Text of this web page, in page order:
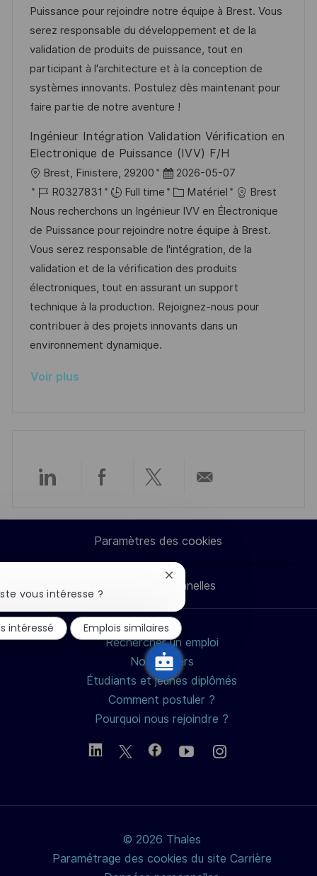
a
l
i
s
a
t
o
e
d
’
a
f
f
c
a
f
é
r
e
n
c
d
o
t
é
g
o
r
i
Puissance pour rejoindre notre équipe à Brest. Vous
serez responsable du développement et de la
validation de produits de puissance, tout en
participant à l'architecture et à la conception de
systèmes innovants. Postulez dès maintenant pour
faire partie de notre aventure !
Ingénieur Intégration Validation Vérification en
Electronique de Puissance (IVV) F/H
o
c
a
l
i
s
a
t
i
n
Brest, Finistere, 29200
D
a
t
e
d
’
a
f
f
2026-05-07
R
é
f
é
r
e
n
c
e
u
e
R0327831 Full time
C
a
t
é
g
o
r
i
Matériel
Brest
Nous recherchons un Ingénieur IVV en Électronique
de Puissance pour rejoindre notre équipe à Brest.
Vous serez responsable de l'intégration, de la
validation et de la vérification des produits
électroniques, tout en assurant un support
technique à la production. Rejoignez-nous pour
contribuer à des projets innovants dans un
environnement dynamique.
Voir plus
Partager
via
LinkedIn
Partager
via
Facebook
Partager
via
twitter
par
e-
mail
Paramètres des cookies
Données personnelles
Rechercher un emploi
Nos métiers
Étudiants et jeunes diplômés
Comment postuler ?
Pourquoi nous rejoindre ?
© 2026 Thales
Paramétrage des cookies du site Carrière
vous intéresse ?
Fermer
notification
du
chatbot
intéressé Emplois similaires